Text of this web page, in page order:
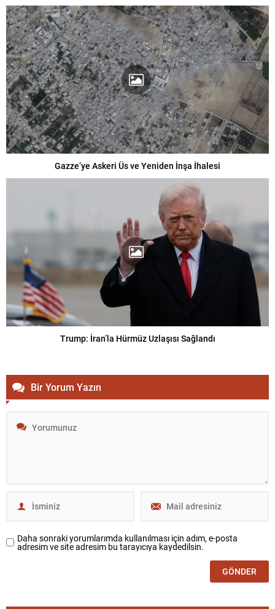
Gazze’ye Askeri Üs ve Yeniden İnşa İhalesi
Trump: İran’la Hürmüz Uzlaşısı Sağlandı
Bir Yorum Yazın
Daha sonraki yorumlarımda kullanılması için adım, e-posta
adresim ve site adresim bu tarayıcıya kaydedilsin.